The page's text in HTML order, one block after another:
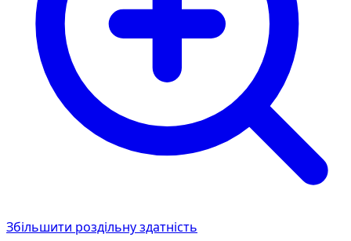
Збільшити роздільну здатність